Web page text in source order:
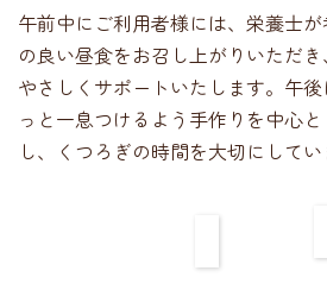
午前中にご利用者様には、栄養士
の良い昼食をお召し上がりいただ
やさしくサポートいたします。午
っと一息つけるよう手作りを中心
し、くつろぎの時間を大切にしてい